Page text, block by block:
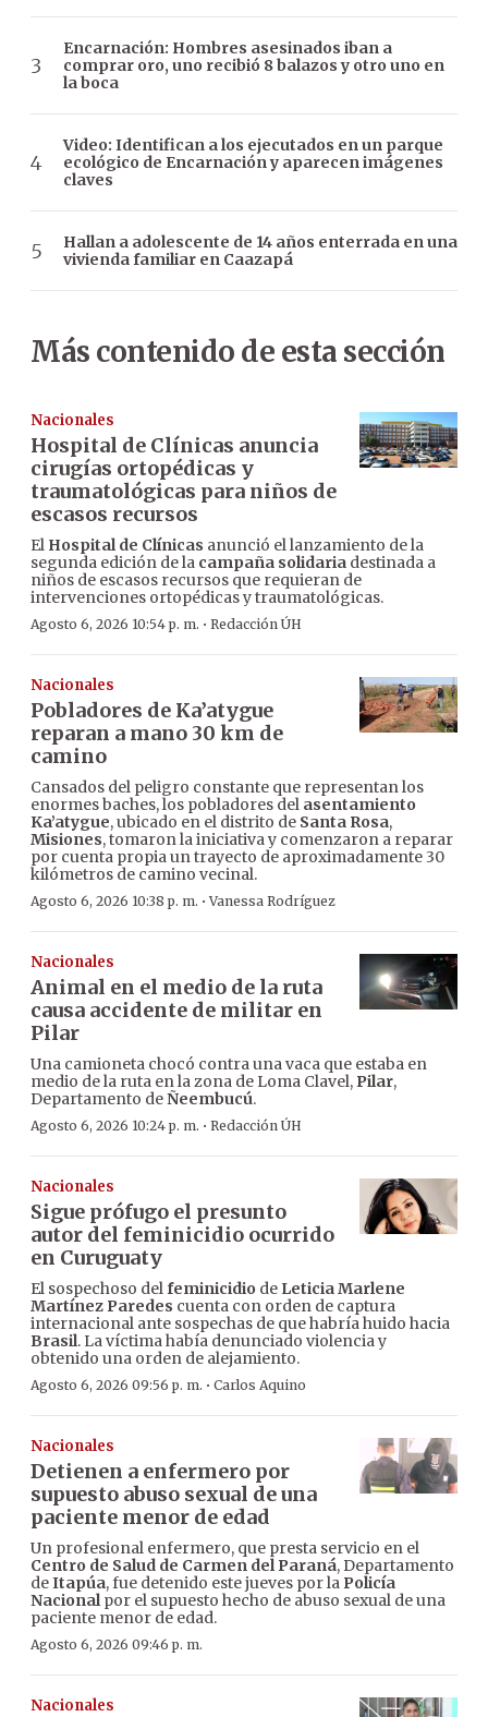
Encarnación: Hombres asesinados iban a
comprar oro, uno recibió 8 balazos y otro uno en
la boca
Video: Identifican a los ejecutados en un parque
ecológico de Encarnación y aparecen imágenes
claves
Hallan a adolescente de 14 años enterrada en una
vivienda familiar en Caazapá
Más contenido de esta sección
Nacionales
Hospital de Clínicas anuncia
cirugías ortopédicas y
traumatológicas para niños de
escasos recursos
El Hospital de Clínicas anunció el lanzamiento de la
segunda edición de la campaña solidaria destinada a
niños de escasos recursos que requieran de
intervenciones ortopédicas y traumatológicas.
Agosto 6, 2026 10:54 p. m. · Redacción ÚH
Nacionales
Pobladores de Ka’atygue
reparan a mano 30 km de
camino
Cansados del peligro constante que representan los
enormes baches, los pobladores del asentamiento
Ka’atygue, ubicado en el distrito de Santa Rosa,
Misiones, tomaron la iniciativa y comenzaron a reparar
por cuenta propia un trayecto de aproximadamente 30
kilómetros de camino vecinal.
Agosto 6, 2026 10:38 p. m. ·Vanessa Rodríguez
Nacionales
Animal en el medio de la ruta
causa accidente de militar en
Pilar
Una camioneta chocó contra una vaca que estaba en
medio de la ruta en la zona de Loma Clavel, Pilar,
Departamento deÑeembucú.
Agosto 6, 2026 10:24 p. m. · Redacción ÚH
Nacionales
Sigue prófugo el presunto
autor del feminicidio ocurrido
en Curuguaty
El sospechoso delfeminicidio de Leticia Marlene
Martínez Paredes cuenta con orden de captura
internacional ante sospechas de que habría huido hacia
Brasil. La víctima había denunciado violencia y
obtenido una orden de alejamiento.
Agosto 6, 2026 09:56 p. m. · Carlos Aquino
Nacionales
Detienen a enfermero por
supuesto abuso sexual de una
paciente menor de edad
Un profesional enfermero, que presta servicio en el
Centro de Salud de Carmen del Paraná, Departamento
deItapúa, fue detenido este jueves por la Policía
Nacionalpor el supuesto hecho de abuso sexual de una
paciente menor de edad.
Agosto 6, 2026 09:46 p. m.
Nacionales